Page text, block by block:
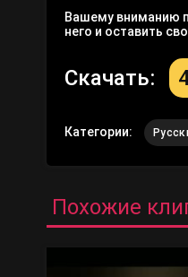
Вашему вниманию
него и оставить
Скачать:
Категории:
Похожие